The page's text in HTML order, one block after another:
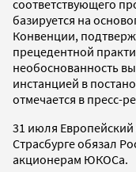
соответствующего
базируется на
Конвенции,
прецедентной
необоснованность
инстанцией в
отмечается в пресс-
31 июля
Страсбурге обязал
акционерам ЮКОСа.